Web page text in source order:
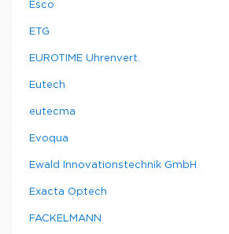
Esco
ETG
EUROTIME Uhrenvert.
Eutech
eutecma
Evoqua
Ewald Innovationstechnik GmbH
Exacta Optech
FACKELMANN